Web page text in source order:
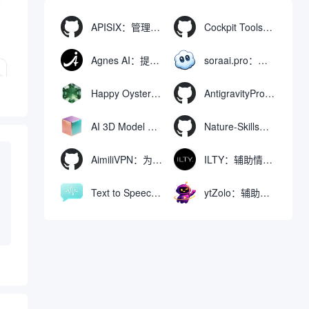
APISIX：管理和代理API及大模型流量的高性能网关 Cockpit Tools：管理多个AI编程IDE账号与配置多开独立实例的本地桌面应用
Agnes AI：提供全模态模型免费API、支持图文视频生成与复杂工程执行的智能体平台 soraai.pro：支持多模型文字转视频和图像生成的在线创作工具
Happy Oyster AI：生成可交互式3D虚拟世界与视频的大模型 AntigravityProxyLauncher：免TUN全局代理使用Antigravity IDE
AI 3D Model Generator：通过文本和图像快速生成3D模型的在线工具 Nature-Skills：辅助撰写学术论文和绘制科研图表的智能体插件
AimiliVPN：为Linux提供纯净出站家庭IP的VPN代理网关 ILTY：辅助情绪疏导与提供行动建议的AI陪伴工具
Text to Speech AI：支持多说话人与情感控制的文字转语音工具 ytZolo：辅助创建和优化YouTube视频内容的生成工具